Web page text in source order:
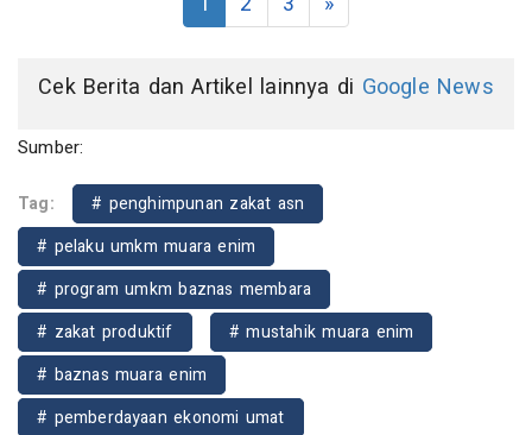
Cek Berita dan Artikel lainnya di Google News
Sumber:
Tag:
# penghimpunan zakat asn
# pelaku umkm muara enim
# program umkm baznas membara
# zakat produktif
# mustahik muara enim
# baznas muara enim
# pemberdayaan ekonomi umat